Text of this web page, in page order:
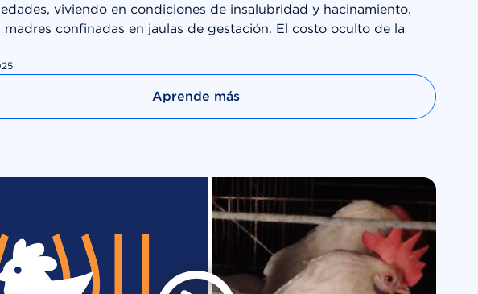
viviendo en condiciones de insalubridad y hacinamiento.
madres confinadas en jaulas de gestación. El costo oculto de la
Aprende más